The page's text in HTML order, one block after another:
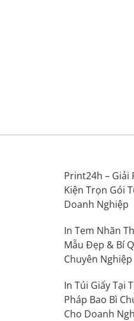
Print24h – Giải
Kiện Trọn Gói
Doanh Nghiệp
In Tem Nhãn
Mẫu Đẹp & Bí
Chuyên Nghiệp
In Túi Giấy Tại
Pháp Bao Bì
Cho Doanh